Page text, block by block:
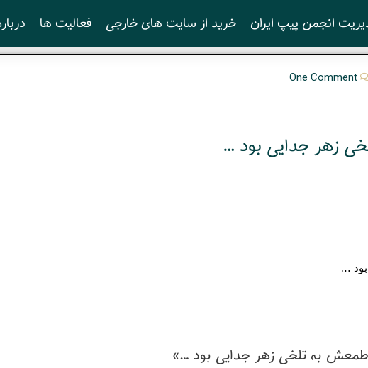
انجمن پیپ ایران خرید از سایت های خارجی فعالیت ها
One Comment
زهر جدایی بود …
…